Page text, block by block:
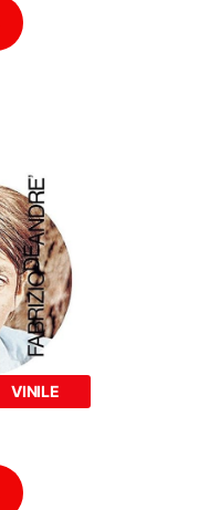
VINILE